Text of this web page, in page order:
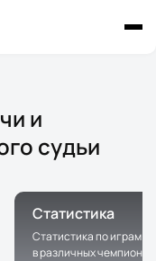
и
судьи
Статистика
Статистика по играм с
в различных